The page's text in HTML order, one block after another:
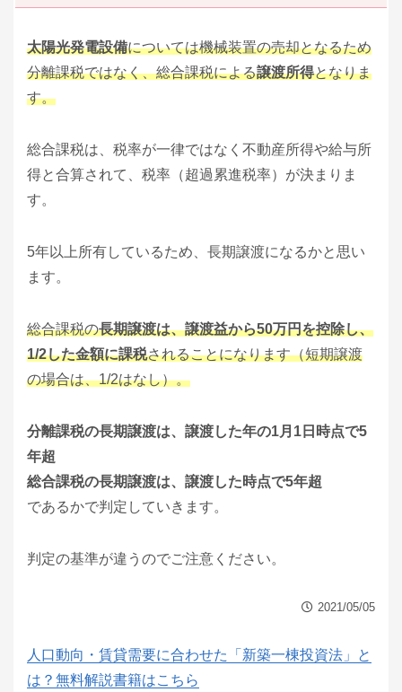
太陽光発電設備については機械装置の売却となるため
分離課税ではなく、総合課税による譲渡所得となりま
す。
総合課税は、税率が一律ではなく不動産所得や給与所
得と合算されて、税率（超過累進税率）が決まりま
す。
5年以上所有しているため、長期譲渡になるかと思い
ます。
総合課税の長期譲渡は、譲渡益から50万円を控除し、
1/2した金額に課税されることになります（短期譲渡
の場合は、1/2はなし）。
分離課税の長期譲渡は、譲渡した年の1月1日時点で5
年超
総合課税の長期譲渡は、譲渡した時点で5年超
であるかで判定していきます。
判定の基準が違うのでご注意ください。
2021/05/05
人口動向・賃貸需要に合わせた「新築一棟投資法」と
は？無料解説書籍はこちら